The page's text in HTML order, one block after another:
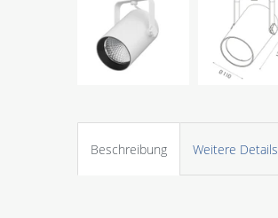
Beschreibung Weitere Details